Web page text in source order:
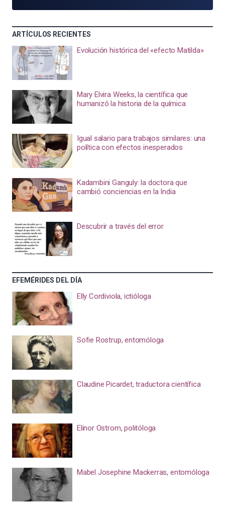
ARTÍCULOS RECIENTES
Evolución histórica del «efecto Matilda»
Mary Elvira Weeks, la científica que
humanizó la historia de la química
Igual salario para trabajos similares: una
política con efectos inesperados
Kadambini Ganguly: la doctora que
cambió conciencias en la India
Descubrir a través del error
EFEMÉRIDES DEL DÍA
Elly Cordiviola, ictióloga
Sofie Rostrup, entomóloga
Claudine Picardet, traductora científica
Elinor Ostrom, politóloga
Mabel Josephine Mackerras, entomóloga